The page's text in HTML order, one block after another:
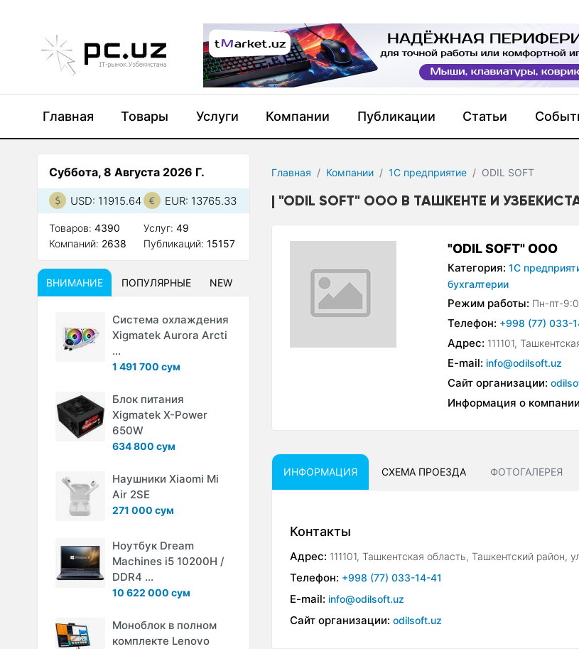
Главная Товары Услуги Компании Публикации Статьи
Главная Компании 1С предприятие ODIL SOFT
"ODIL SOFT" ООО В ТАШКЕНТЕ И
"ODIL SOFT" ООО
Категория: 1С
бухгалтерии
Режим работы: Пн-пт-
Телефон: +998 (77) 033-
Адрес: 111101,
E-mail: info@odilsoft.uz
Сайт организации:
Информация о
ИНФОРМАЦИЯ СХЕМА ПРОЕЗДА ФОТОГАЛЕРЕЯ
Контакты
Адрес: 111101, Ташкентская область, Ташкентский район,
Телефон: +998 (77) 033-14-41
E-mail: info@odilsoft.uz
Сайт организации: odilsoft.uz
Суббота, 8 Августа 2026 Г.
USD: 11915.64 EUR: 13765.33
Товаров: 4390
Компаний: 2638
Услуг:49
Публикаций:15157
ВНИМАНИЕ ПОПУЛЯРНЫЕ NEW
Система охлаждения
Xigmatek Aurora Arcti
...
1 491 700 сум
Блок питания
Xigmatek X-Power
650W
634 800 сум
Наушники Xiaomi Mi
Air 2SE
271 000 сум
Ноутбук Dream
Machines i5 10200H /
DDR4 ...
10 622 000 сум
Моноблок в полном
комплекте Lenovo